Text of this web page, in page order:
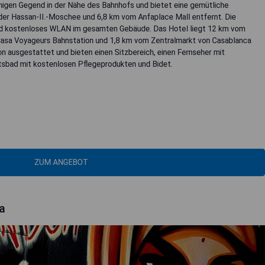
Gegend in der Nähe des Bahnhofs und bietet eine gemütliche
Hassan-II.-Moschee und 6,8 km vom Anfaplace Mall entfernt. Die
kostenloses WLAN im gesamten Gebäude. Das Hotel liegt 12 km vom
Voyageurs Bahnstation und 1,8 km vom Zentralmarkt von Casablanca
ausgestattet und bieten einen Sitzbereich, einen Fernseher mit
mit kostenlosen Pflegeprodukten und Bidet.
ZUM ANGEBOT